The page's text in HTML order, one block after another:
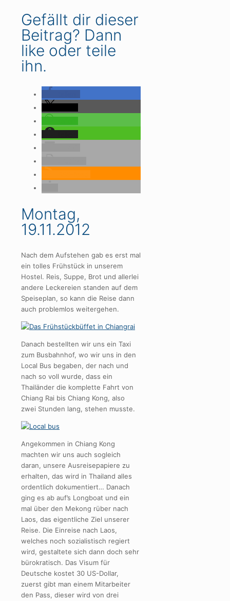
Gefällt dir dieser
Beitrag? Dann
like oder teile
ihn.
Montag,
19.11.2012
Nach dem Aufstehen gab es erst mal
ein tolles Frühstück in unserem
Hostel. Reis, Suppe, Brot und allerlei
andere Leckereien standen auf dem
Speiseplan, so kann die Reise dann
auch problemlos weitergehen.
Danach bestellten wir uns ein Taxi
zum Busbahnhof, wo wir uns in den
Local Bus begaben, der nach und
nach so voll wurde, dass ein
Thailänder die komplette Fahrt von
Chiang Rai bis Chiang Kong, also
zwei Stunden lang, stehen musste.
Angekommen in Chiang Kong
machten wir uns auch sogleich
daran, unsere Ausreisepapiere zu
erhalten, das wird in Thailand alles
ordentlich dokumentiert… Danach
ging es ab auf’s Longboat und ein
mal über den Mekong rüber nach
Laos, das eigentliche Ziel unserer
Reise. Die Einreise nach Laos,
welches noch sozialistisch regiert
wird, gestaltete sich dann doch sehr
bürokratisch. Das Visum für
Deutsche kostet 30 US-Dollar,
zuerst gibt man einem Mitarbeiter
den Pass, dieser wird von drei